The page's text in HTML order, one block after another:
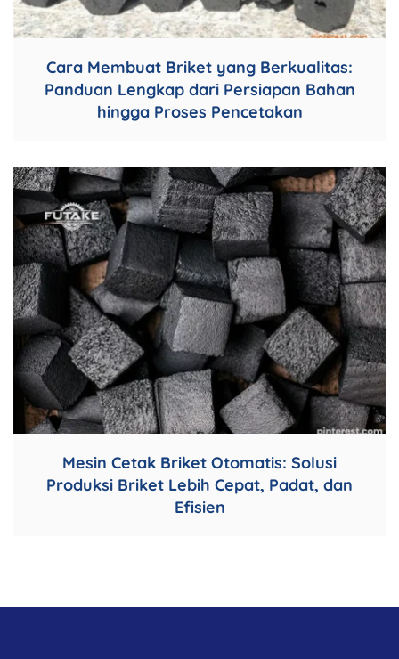
Cara Membuat Briket yang Berkualitas:
Panduan Lengkap dari Persiapan Bahan
hingga Proses Pencetakan
Mesin Cetak Briket Otomatis: Solusi
Produksi Briket Lebih Cepat, Padat, dan
Efisien